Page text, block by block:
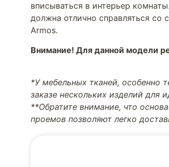
вписываться в интерьер
должна отлично справляться со
Armos.
Внимание! Для данной модели
*У мебельных тканей, особенно
заказе нескольких изделий для
**Обратите внимание, что
проемов позволяют легко